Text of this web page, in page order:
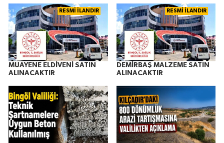
RESMİ İLANDIR
MUAYENE ELDİVENİ SATIN
ALINACAKTIR
RESMİ İLANDIR
DEMİRBAŞ MALZEME SATIN
ALINACAKTIR